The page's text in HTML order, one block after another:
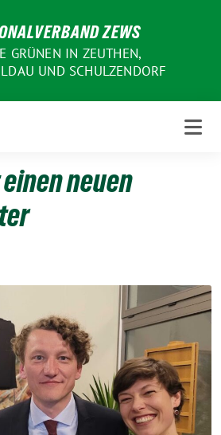
ZEWS
GRÜNEN IN ZEUTHEN,
UND SCHULZENDORF
neuen